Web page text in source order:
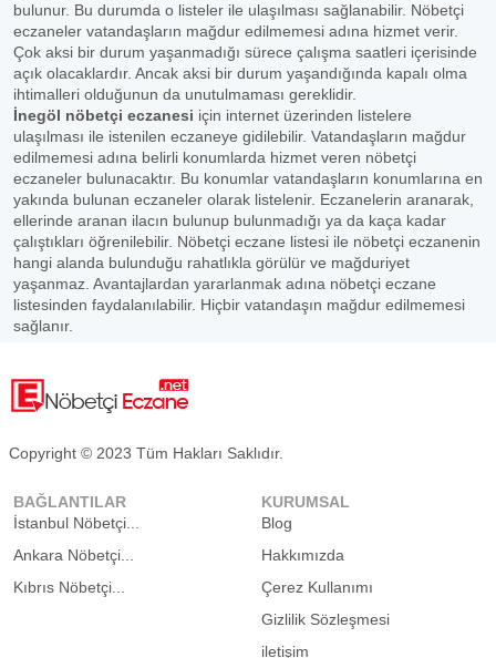
bulunur. Bu durumda o listeler ile ulaşılması sağlanabilir. Nöbetçi
eczaneler vatandaşların mağdur edilmemesi adına hizmet verir.
Çok aksi bir durum yaşanmadığı sürece çalışma saatleri içerisinde
açık olacaklardır. Ancak aksi bir durum yaşandığında kapalı olma
ihtimalleri olduğunun da unutulmaması gereklidir.
İnegöl nöbetçi eczanesi için internet üzerinden listelere
ulaşılması ile istenilen eczaneye gidilebilir. Vatandaşların mağdur
edilmemesi adına belirli konumlarda hizmet veren nöbetçi
eczaneler bulunacaktır. Bu konumlar vatandaşların konumlarına en
yakında bulunan eczaneler olarak listelenir. Eczanelerin aranarak,
ellerinde aranan ilacın bulunup bulunmadığı ya da kaça kadar
çalıştıkları öğrenilebilir. Nöbetçi eczane listesi ile nöbetçi eczanenin
hangi alanda bulunduğu rahatlıkla görülür ve mağduriyet
yaşanmaz. Avantajlardan yararlanmak adına nöbetçi eczane
listesinden faydalanılabilir. Hiçbir vatandaşın mağdur edilmemesi
sağlanır.
Copyright © 2023 Tüm Hakları Saklıdır.
BAĞLANTILAR
İstanbul Nöbetçi...
Ankara Nöbetçi...
Kıbrıs Nöbetçi...
KURUMSAL
Blog
Hakkımızda
Çerez Kullanımı
Gizlilik Sözleşmesi
iletişim